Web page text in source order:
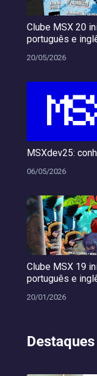
Clube MSX 20
português e
20/05/2026
MSXdev25:
06/05/2026
Clube MSX 19
português e
20/01/2026
Destaques